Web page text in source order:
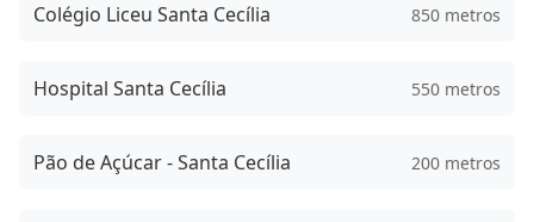
Colégio Liceu Santa Cecília 850 metros
Hospital Santa Cecília 550 metros
Pão de Açúcar - Santa Cecília 200 metros